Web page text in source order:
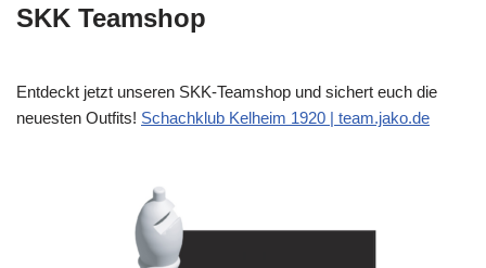
SKK Teamshop
Entdeckt jetzt unseren SKK-Teamshop und sichert euch die
neuesten Outfits! Schachklub Kelheim 1920 | team.jako.de